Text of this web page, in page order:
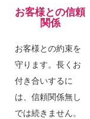
2026.03.10
んか？現在ご契約
理、運用に関する
気軽にお問い合わ
2026.02.16
お客様との信頼
関係
お客様との約束を
守ります。長くお
付き合いするに
は、信頼関係無し
では続きません。